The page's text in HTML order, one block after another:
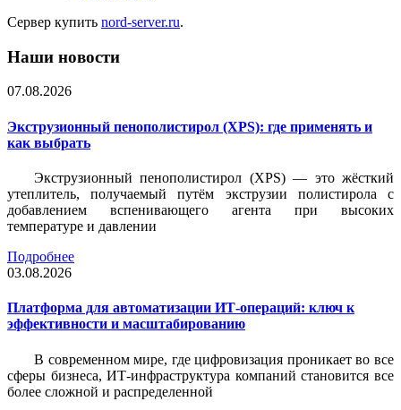
Сервер купить nord-server.ru.
Наши новости
07.08.2026
Экструзионный пенополистирол (XPS): где применять и
как выбрать
Экструзионный пенополистирол (XPS) — это жёсткий
утеплитель, получаемый путём экструзии полистирола с
добавлением вспенивающего агента при высоких
температуре и давлении
Подробнее
03.08.2026
Платформа для автоматизации ИТ-операций: ключ к
эффективности и масштабированию
В современном мире, где цифровизация проникает во все
сферы бизнеса, ИТ-инфраструктура компаний становится все
более сложной и распределенной